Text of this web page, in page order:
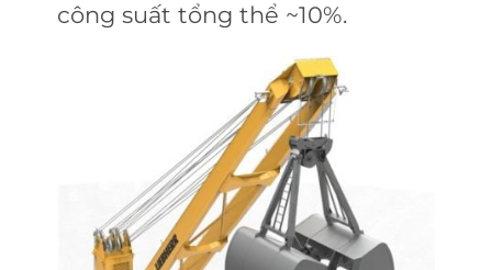
công suất tổng thể ~10%.